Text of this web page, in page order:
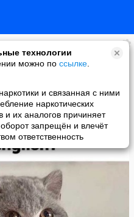
технологии
можно по ссылке
и связанная с ними
наркотических
и их аналогов причиняет
запрещён и влечёт
ответственность